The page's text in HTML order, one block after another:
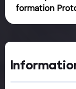
formation